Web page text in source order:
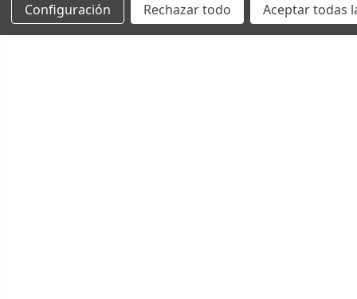
Configuración Rechazar todo Aceptar todas